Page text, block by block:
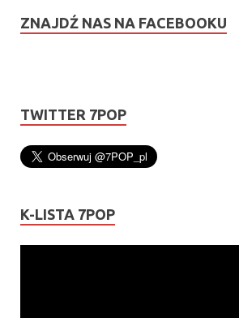
ZNAJDŹ NAS NA FACEBOOKU
TWITTER 7POP
K-LISTA 7POP